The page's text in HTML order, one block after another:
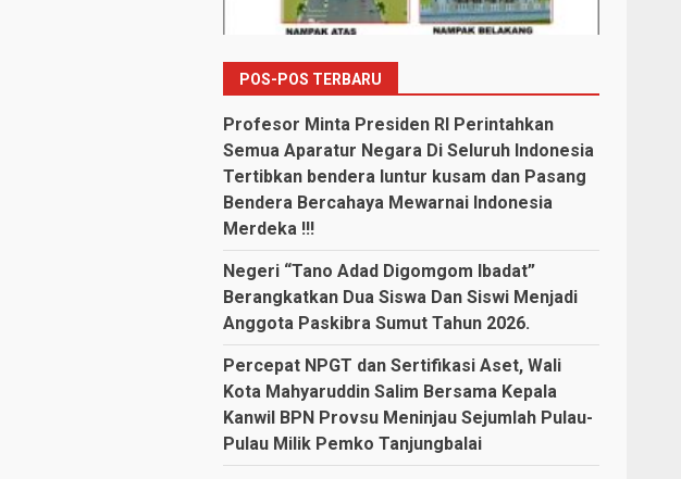
POS-POS TERBARU
Profesor Minta Presiden RI Perintahkan
Semua Aparatur Negara Di Seluruh Indonesia
Tertibkan bendera luntur kusam dan Pasang
Bendera Bercahaya Mewarnai Indonesia
Merdeka !!!
Negeri “Tano Adad Digomgom Ibadat”
Berangkatkan Dua Siswa Dan Siswi Menjadi
Anggota Paskibra Sumut Tahun 2026.
Percepat NPGT dan Sertifikasi Aset, Wali
Kota Mahyaruddin Salim Bersama Kepala
Kanwil BPN Provsu Meninjau Sejumlah Pulau-
Pulau Milik Pemko Tanjungbalai